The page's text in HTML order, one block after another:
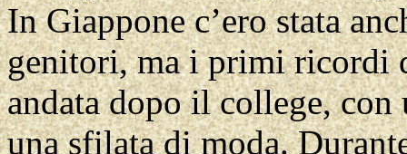
In Giappone c’ero stata
genitori, ma i primi ricordi
andata dopo il college,
una sfilata di moda.